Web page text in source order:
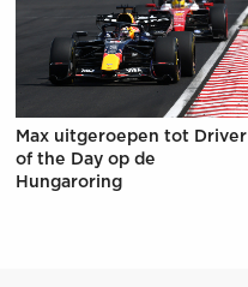
Max uitgeroepen tot Driver
of the Day op de
Hungaroring